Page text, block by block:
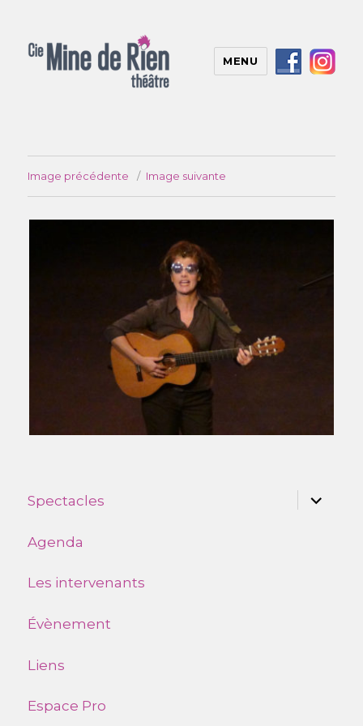
MENU
Image précédente Image suivante
Spectacles
ouvrir
le
Agenda
Les intervenants
Évènement
Liens
Espace Pro